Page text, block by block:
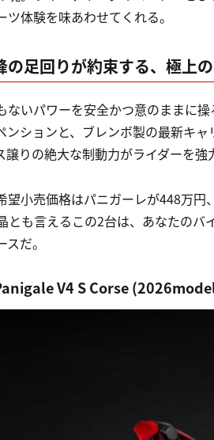
ツ体験を味あわせてくれる。
の足回りが約束する、極上
ないパワーを安全かつ意のままに
ンションと、ブレンボ製の最新キ
譲りの絶大な制動力がライダーを強
望小売価格はパニガーレが448万
とも言えるこの2台は、あなたの
だ。
V4 S Corse